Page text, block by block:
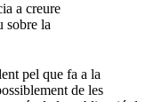
a creure
sobre la
pel que fa a la
de les